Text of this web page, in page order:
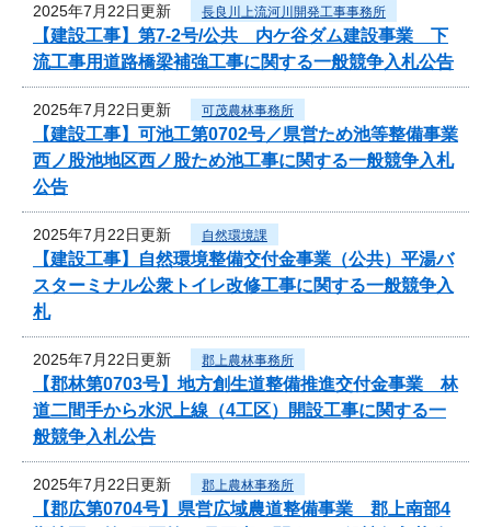
2025年7月22日更新 長良川上流河川開発工事事務所
【建設工事】第7-2号/公共 内ケ谷ダム建設事業 下
流工事用道路橋梁補強工事に関する一般競争入札公告
2025年7月22日更新 可茂農林事務所
【建設工事】可池工第0702号／県営ため池等整備事業
西ノ股池地区西ノ股ため池工事に関する一般競争入札
公告
2025年7月22日更新 自然環境課
【建設工事】自然環境整備交付金事業（公共）平湯バ
スターミナル公衆トイレ改修工事に関する一般競争入
札
2025年7月22日更新 郡上農林事務所
【郡林第0703号】地方創生道整備推進交付金事業 林
道二間手から水沢上線（4工区）開設工事に関する一
般競争入札公告
2025年7月22日更新 郡上農林事務所
【郡広第0704号】県営広域農道整備事業 郡上南部4